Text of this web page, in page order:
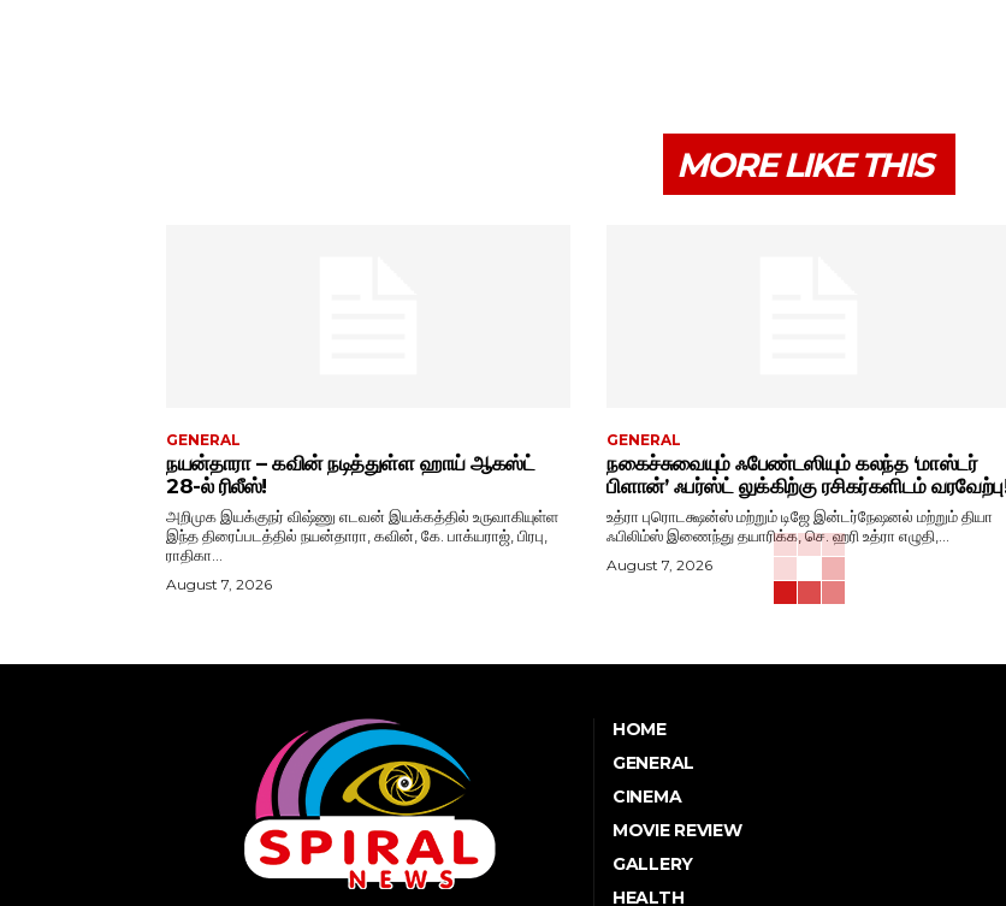
MORE LIKE THIS
GENERAL
நயன்தாரா – கவின் நடித்துள்ள ஹாய் ஆகஸ்ட்
28-ல் ரிலீஸ்!
அறிமுக இயக்குநர் விஷ்ணு எடவன் இயக்கத்தில் உருவாகியுள்ள
இந்த திரைப்படத்தில் நயன்தாரா, கவின், கே. பாக்யராஜ், பிரபு,
ராதிகா...
August 7, 2026
GENERAL
நகைச்சுவையும் ஃபேண்டஸியும் கலந்த ‘மாஸ்டர்
பிளான்’ ஃபர்ஸ்ட் லுக்கிற்கு ரசிகர்களிடம்
உத்ரா புரொடக்ஷன்ஸ் மற்றும் டிஜே இன்டர்நேஷனல் மற்றும் தியா
ஃபிலிம்ஸ் இணைந்து தயாரிக்க, செ. ஹரி உத்ரா எழுதி,...
August 7, 2026
HOME
GENERAL
CINEMA
MOVIE REVIEW
GALLERY
HEALTH